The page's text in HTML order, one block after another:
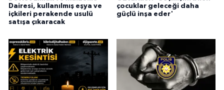
Dairesi, kullanılmış eşya ve
içkileri perakende usulü
satışa çıkaracak
çocuklar geleceği daha
güçlü inşa eder'